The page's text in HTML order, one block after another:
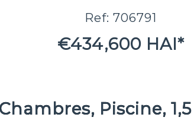
Ref: 706791
€434,600 HAI*
Piscine, 1,5